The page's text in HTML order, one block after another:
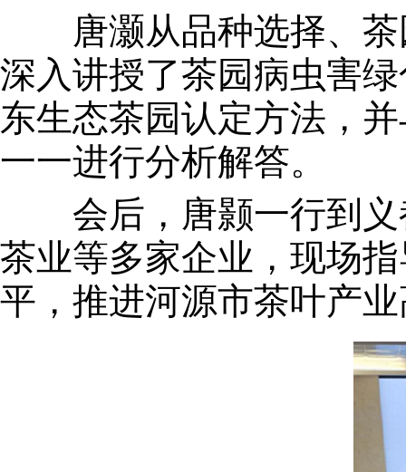
唐灏从品种选择、茶
深入讲授了茶园病虫害
东生态茶园认定方法，
一一进行分析解答。
会后，唐颢一行到义
茶业等多家企业，现场
平，推进河源市茶叶产